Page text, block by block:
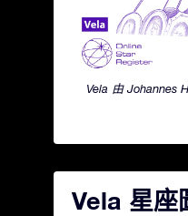
Vela 由 Johannes
Vela 星座